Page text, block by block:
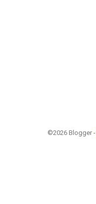
©2026 Blogger -